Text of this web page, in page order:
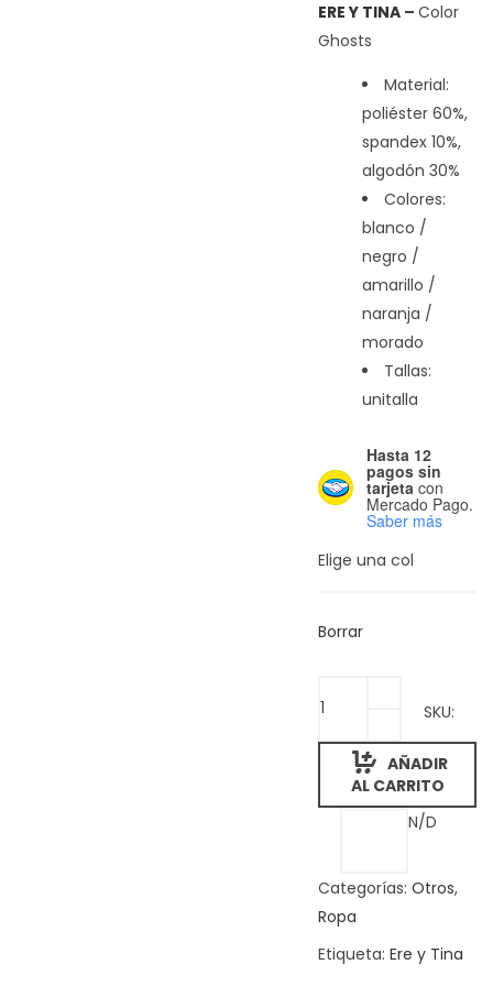
ERE Y TINA –Color
Ghosts
Material:
poliéster 60%,
spandex 10%,
algodón 30%
Colores:
blanco /
negro /
amarillo /
naranja /
morado
Tallas:
unitalla
Hasta 12
pagos sin
tarjeta con
Mercado Pago.
Saber más
Borrar
Y
TINA
Color
Calcetines
quantity
AÑADIR
AL CARRITO
SKU:
N/D
Categorías:Otros,
Ropa
Etiqueta:Ere y Tina